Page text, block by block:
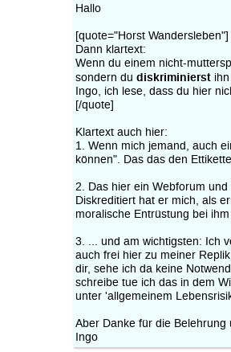
Hallo
[quote="Horst Wandersleben"]
Dann klartext:
Wenn du einem nicht-
sondern dudiskriminierst
Ingo, ich lese, dass du hier
[/quote]
Klartext auch hier:
1. Wenn mich jemand, auch
können". Das das den
2. Das hier ein Webforum
Diskreditiert hat er mich, als
moralische Entrüstung bei
3. ... und am wichtigsten: Ich
auch frei hier zu meiner
dir, sehe ich da keine
schreibe tue ich das in dem
unter 'allgemeinem
Aber Danke für die Belehrung
Ingo